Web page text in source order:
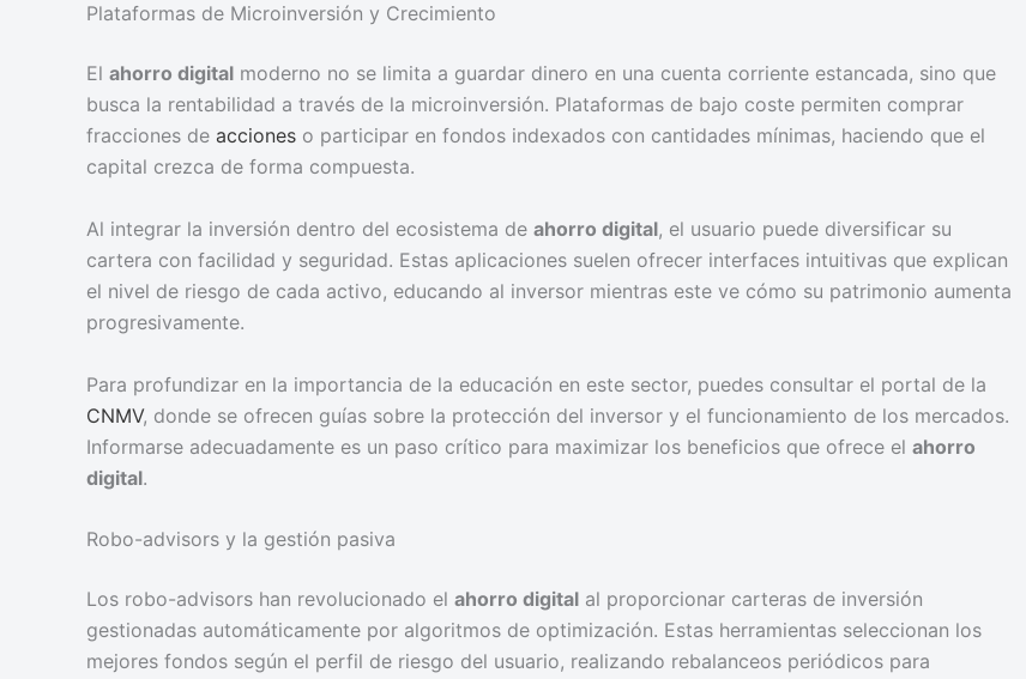
Plataformas de Microinversión y Crecimiento
El ahorro digital moderno no se limita a guardar dinero en una cuenta corriente estancada, sino que
busca la rentabilidad a través de la microinversión. Plataformas de bajo coste permiten comprar
fracciones de acciones o participar en fondos indexados con cantidades mínimas, haciendo que el
capital crezca de forma compuesta.
Al integrar la inversión dentro del ecosistema de ahorro digital, el usuario puede diversificar su
cartera con facilidad y seguridad. Estas aplicaciones suelen ofrecer interfaces intuitivas que explican
el nivel de riesgo de cada activo, educando al inversor mientras este ve cómo su patrimonio aumenta
progresivamente.
Para profundizar en la importancia de la educación en este sector, puedes consultar el portal de la
CNMV, donde se ofrecen guías sobre la protección del inversor y el funcionamiento de los mercados.
Informarse adecuadamente es un paso crítico para maximizar los beneficios que ofrece el ahorro
digital.
Robo-advisors y la gestión pasiva
Los robo-advisors han revolucionado el ahorro digital al proporcionar carteras de inversión
gestionadas automáticamente por algoritmos de optimización. Estas herramientas seleccionan los
mejores fondos según el perfil de riesgo del usuario, realizando rebalanceos periódicos para